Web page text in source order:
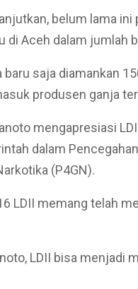
belum lama
di Aceh dalam jumlah
baru saja diamankan
produsen ganja
mengapresiasi
dalam
(P4GN).
LDII memang telah
LDII bisa menjadi